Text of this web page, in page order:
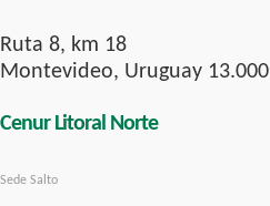
Ruta 8, km 18
Montevideo, Uruguay 13.000
Cenur Litoral Norte
Sede Salto